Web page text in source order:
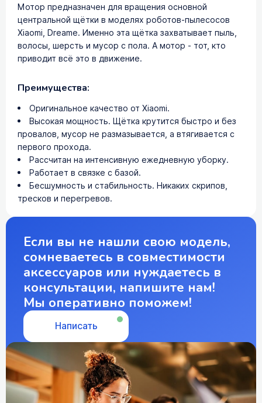
Мотор предназначен для вращения основной
центральной щётки в моделях роботов-пылесосов
Xiaomi, Dreame. Именно эта щётка захватывает пыль,
волосы, шерсть и мусор с пола. А мотор - тот, кто
приводит всё это в движение.
Преимущества:
Оригинальное качество от Xiaomi.
Высокая мощность. Щётка крутится быстро и без
провалов, мусор не размазывается, а втягивается с
первого прохода.
Рассчитан на интенсивную ежедневную уборку.
Работает в связке с базой.
Бесшумность и стабильность. Никаких скрипов,
тресков и перегревов.
Если вы не нашли свою модель,
сомневаетесь в совместимости
аксессуаров или нуждаетесь в
консультации, напишите нам!
Мы оперативно поможем!
Написать